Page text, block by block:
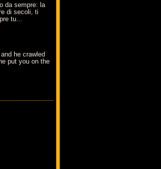
da sempre: la
di secoli, ti
tu...
he crawled
put you on the